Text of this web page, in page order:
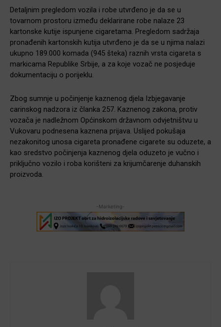
Detaljnim pregledom vozila i robe utvrđeno je da se u
tovarnom prostoru između deklarirane robe nalaze 23
kartonske kutije ispunjene cigaretama. Pregledom sadržaja
pronađenih kartonskih kutija utvrđeno je da se u njima nalazi
ukupno 189.000 komada (945 šteka) raznih vrsta cigareta s
markicama Republike Srbije, a za koje vozač ne posjeduje
dokumentaciju o porijeklu.
Zbog sumnje u počinjenje kaznenog djela Izbjegavanje
carinskog nadzora iz članka 257. Kaznenog zakona, protiv
vozača je nadležnom Općinskom državnom odvjetništvu u
Vukovaru podnesena kaznena prijava. Uslijed pokušaja
nezakonitog unosa cigareta pronađene cigarete su oduzete, a
kao sredstvo počinjenja kaznenog djela oduzeto je vučno i
priključno vozilo i roba korišteni za krijumčarenje duhanskih
proizvoda.
-Marketing-